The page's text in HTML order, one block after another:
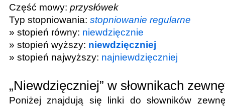
Część mowy: przysłówek
Typ stopniowania: stopniowanie regularne
» stopień równy: niewdzięcznie
» stopień wyższy: niewdzięczniej
» stopień najwyższy: najniewdzięczniej
„Niewdzięczniej” w słownikach
Poniżej znajdują się linki do słowników